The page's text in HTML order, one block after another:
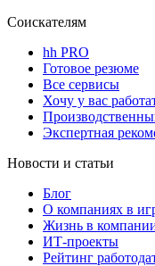
Соискателям
hh PRO
Готовое резюме
Все сервисы
Хочу у вас
Экспертная
Новости и статьи
Блог
О компаниях в
Жизнь в
ИТ-проекты
Рейтинг